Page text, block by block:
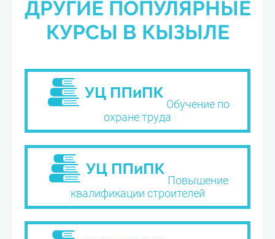
ДРУГИЕ ПОПУЛЯРНЫЕ
КУРСЫ В КЫЗЫЛЕ
Обучение по
охране труда
Повышение
квалификации строителей